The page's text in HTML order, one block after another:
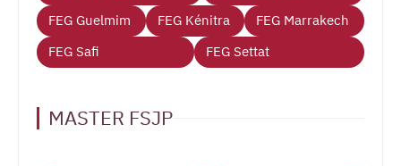
FEG Guelmim
FEG Kénitra
FEG Marrakech
FEG Safi
FEG Settat
MASTER FSJP